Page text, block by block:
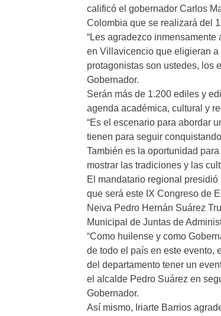
calificó el gobernador Carlos
Colombia que se realizará del
“Les agradezco
en Villavicencio que eligieran
protagonistas son ustedes, los
Gobernador.
Serán más de 1.200 ediles y
agenda académica, cultural y
“Es el escenario para abordar
tienen para seguir
También es la oportunidad
mostrar las tradiciones y las
El mandatario regional
que será este IX Congreso de
Neiva Pedro Hernán Suárez
Municipal de Juntas de
“Como huilense y como
de todo el país en este evento,
del departamento tener un
el alcalde Pedro Suárez en
Gobernador.
Así mismo, Iriarte Barrios